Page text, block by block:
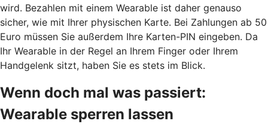
wird. Bezahlen mit einem Wearable ist daher genauso
sicher, wie mit Ihrer physischen Karte. Bei Zahlungen ab 50
Euro müssen Sie außerdem Ihre Karten-PIN eingeben. Da
Ihr Wearable in der Regel an Ihrem Finger oder Ihrem
Handgelenk sitzt, haben Sie es stets im Blick.
Wenn doch mal was passiert:
Wearable sperren lassen